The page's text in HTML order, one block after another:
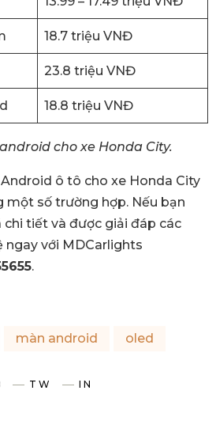
18.7 triệu VNĐ
23.8 triệu VNĐ
18.8 triệu VNĐ
cho xe Honda City.
ô tô cho xe Honda City
một số trường hợp. Nếu bạn
chi tiết và được giải đáp các
ngay với MDCarlights
.
màn android oled
TW IN